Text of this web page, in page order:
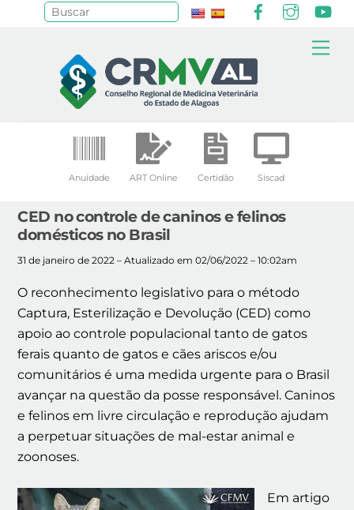
Anuidade ART Online Certidão Siscad
CED no controle de caninos e felinos
domésticos no Brasil
31 de janeiro de 2022 – Atualizado em 02/06/2022 – 10:02am
O reconhecimento legislativo para o método
Captura, Esterilização e Devolução (CED) como
apoio ao controle populacional tanto de gatos
ferais quanto de gatos e cães ariscos e/ou
comunitários é uma medida urgente para o Brasil
avançar na questão da posse responsável. Caninos
e felinos em livre circulação e reprodução ajudam
a perpetuar situações de mal-estar animal e
zoonoses.
Em artigo